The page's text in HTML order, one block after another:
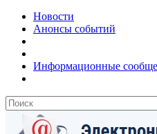
Новости
Анонсы событий
Информационные